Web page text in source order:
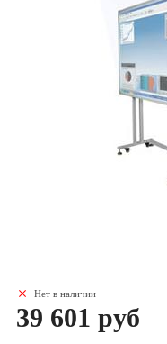
Нет в наличии
39 601 руб